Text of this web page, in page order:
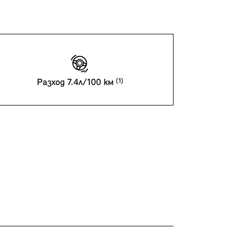
Разход 7.4л/100 км